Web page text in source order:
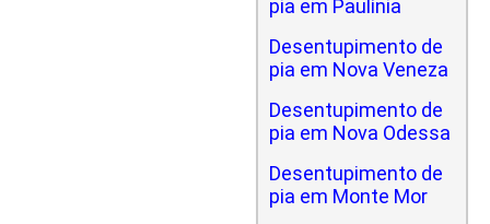
pia em Paulínia
Desentupimento de
pia em Nova Veneza
Desentupimento de
pia em Nova Odessa
Desentupimento de
pia em Monte Mor